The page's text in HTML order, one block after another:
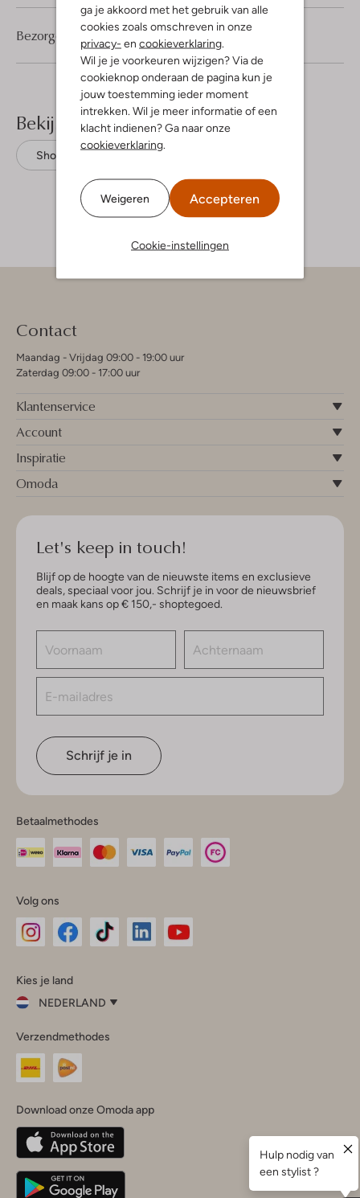
ga je akkoord met het gebruik van alle
cookies zoals omschreven in onze
privacy- en cookieverklaring.
Wil je je voorkeuren wijzigen? Via de
cookieknop onderaan de pagina kun je
jouw toestemming ieder moment
intrekken. Wil je meer informatie of een
klacht indienen? Ga naar onze
cookieverklaring.
Weigeren Accepteren
Cookie-instellingen
Bezorgen & retourneren
Bekijk meer
Shorts Tumble 'n Dry
Contact
Maandag - Vrijdag 09:00 - 19:00 uur
Zaterdag 09:00 - 17:00 uur
Klantenservice
Account
Inspiratie
Omoda
Let's keep in touch!
Blijf op de hoogte van de nieuwste items en exclusieve
deals, speciaal voor jou. Schrijf je in voor de nieuwsbrief
en maak kans op € 150,- shoptegoed.
Schrijf je in
Betaalmethodes
Volg ons
InstagramFacebook
Kies je land
NEDERLAND
je
land
Nederland
Belgique(Français)
Deutschland
Verzendmethodes
Download onze Omoda app